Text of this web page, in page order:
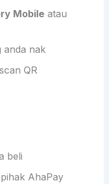
Mobileatau
anda nak
QR
beli
AhaPay